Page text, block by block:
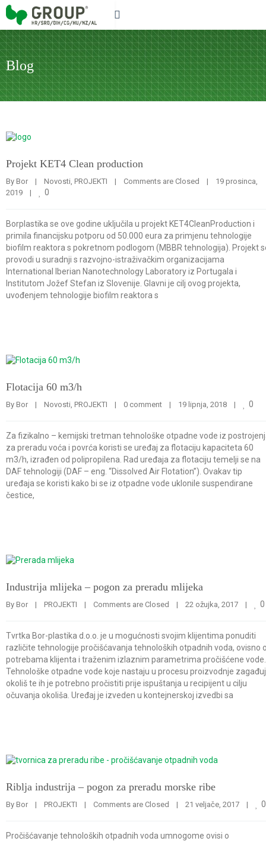
Blog
Projekt KET4 Clean production
By Bor | Novosti, PROJEKTI | Comments are Closed |
19 prosinca,
2019 | 0
Borplastika se ove godine uključila u projekt KET4CleanProduction i
primila financijsku potporu od 50.000 eura za primjenu tehnologije
biofilm reaktora s pokretnom podlogom (MBBR tehnologija). Projekt
provodi u suradnji s razvojno-istraživačkim organizacijama
International Iberian Nanotechnology Laboratory iz Portugala i
Institutom Jožef Stefan iz Slovenije. Glavni je cilj ovog projekta,
uvođenjem tehnologije biofilm reaktora s
Flotacija 60 m3/h
By Bor | Novosti, PROJEKTI | 0 comment | 19 lipnja, 2018 | 0
Za fizikalno – kemijski tretman tehnološke otpadne vode iz
za preradu voća i povrća koristi se uređaj za flotaciju kapaciteta 60
m3/h, izrađen od polipropilena. Rad uređaja za flotaciju temelji se na
DAF tehnologiji (DAF – eng. “Dissolved Air Flotation”). Ovakav tip
uređaja se koristi kako bi se iz otpadne vode uklonile suspendirane
čestice,
Industrija mlijeka – pogon za preradu mlijeka
By Bor | PROJEKTI | Comments are Closed | 22 ožujka, 2017 | 0
Tvrtka Bor-plastika d.o.o. je u mogućnosti svojim klijentima ponuditi
različite tehnologije pročišćavanja tehnoloških otpadnih voda, ovisno
potrebama klijenta i traženim izlaznim parametrima pročišćene vode.
Tehnološke otpadne vode koje nastaju u procesu proizvodnje
okoliš te ih je potrebno pročistiti prije ispuštanja u recipijent u cilju
očuvanja okoliša. Uređaj je izveden u kontejnerskoj izvedbi sa
Riblja industrija – pogon za preradu morske ribe
By Bor | PROJEKTI | Comments are Closed | 21 veljače, 2017 | 0
Pročišćavanje tehnoloških otpadnih voda umnogome ovisi o